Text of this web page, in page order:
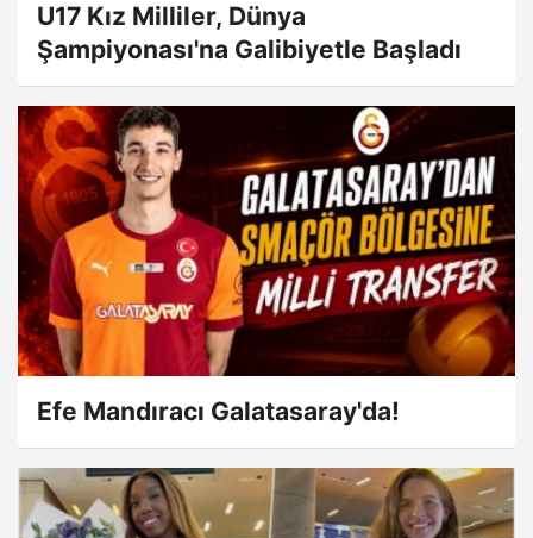
U17 Kız Milliler, Dünya
Şampiyonası'na Galibiyetle Başladı
Efe Mandıracı Galatasaray'da!